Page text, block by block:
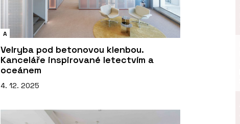
A
Velryba pod betonovou klenbou.
Kanceláře inspirované letectvím a
oceánem
4. 12. 2025